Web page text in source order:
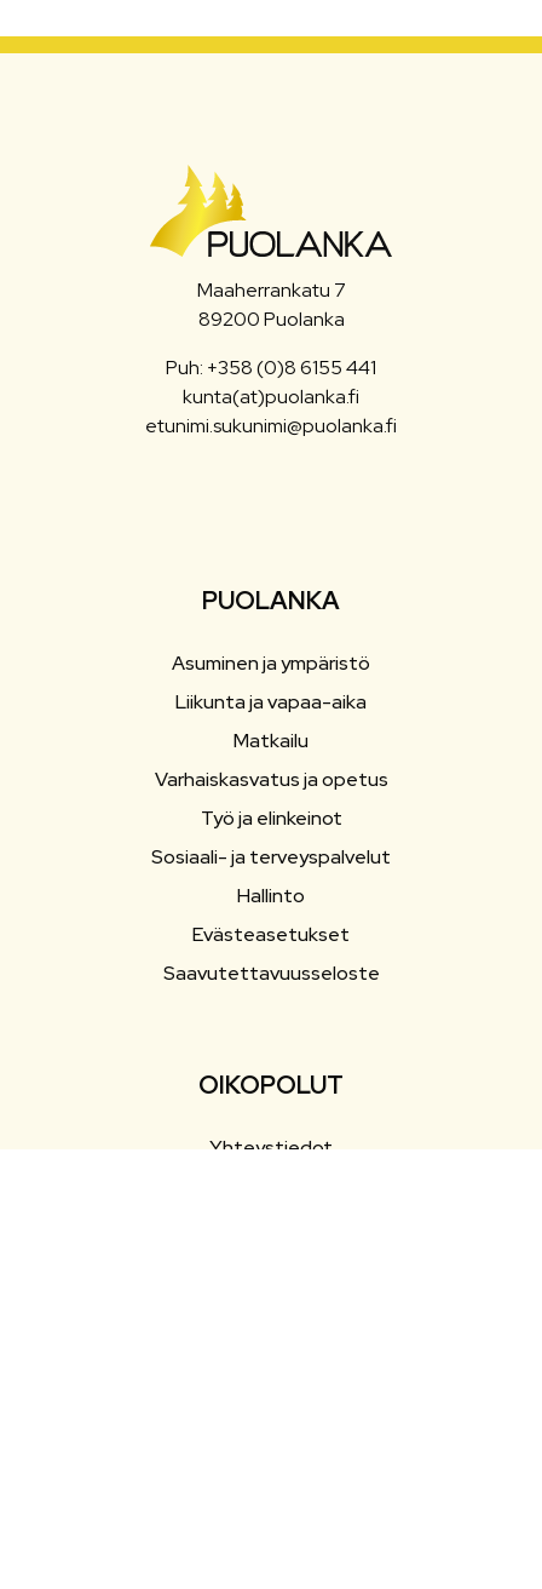
Maaherrankatu 7
89200 Puolanka
Puh: +358 (0)8 6155 441
kunta(at)puolanka.fi
etunimi.sukunimi@puolanka.fi
PUOLANKA
Asuminen ja ympäristö
Liikunta ja vapaa-aika
Matkailu
Varhaiskasvatus ja opetus
Työ ja elinkeinot
Sosiaali- ja terveyspalvelut
Hallinto
Evästeasetukset
Saavutettavuusseloste
OIKOPOLUT
Yhteystiedot